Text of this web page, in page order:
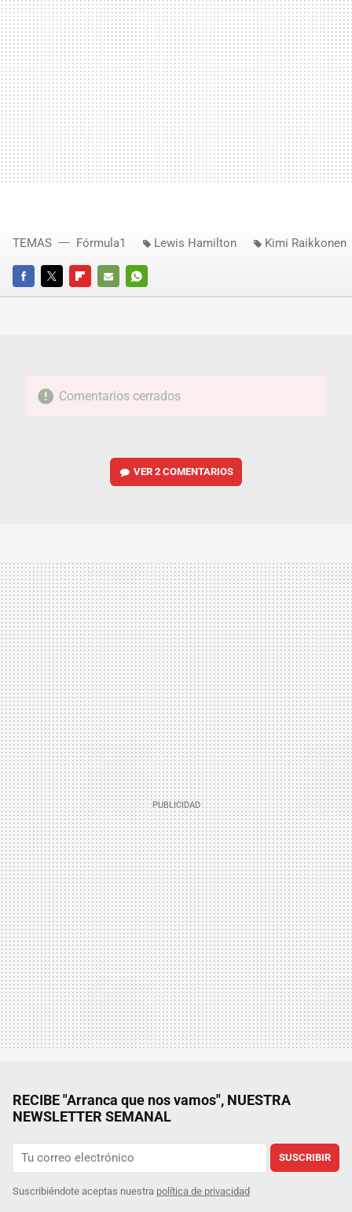
FACEBOOKTWITTERFLIPBOARD
E-
WHATSAPP
TEMAS Fórmula1 Lewis Hamilton Kimi Raikkonen
Comentarios cerrados
VER2 COMENTARIOS
RECIBE "Arranca que nos vamos", NUESTRA
NEWSLETTER SEMANAL
SUSCRIBIR
Suscribiéndote aceptas nuestra política de privacidad